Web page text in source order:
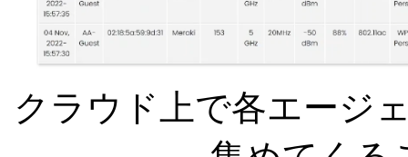
クラウド上で各エージ